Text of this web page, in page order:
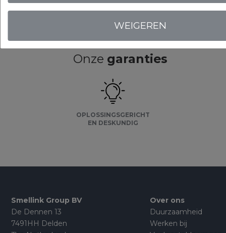
LOGIN VOOR PRIJS
Onze garanties
OPLOSSINGSGERICHT
EN DESKUNDIG
Smellink Group BV
De Dennen 13
7491HH Delden
Over ons
Duurzaamheid
Werken bij
WEIGEREN